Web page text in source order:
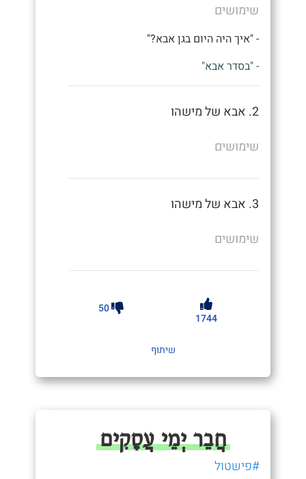
שימושים
- "איך היה היום בגן אבא?"
- "בסדר אבא"
2. אבא של מישהו
שימושים
3. אבא של מישהו
שימושים
1744
50
שיתוף
חֲבֵר יְמֵי עֲסָקִים
#פישטול